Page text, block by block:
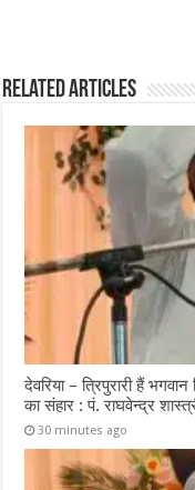
Related Articles
देवरिया – त्रिपुरारी हैं
का संहार : पं. राघवेन्द्र
30 minutes ago